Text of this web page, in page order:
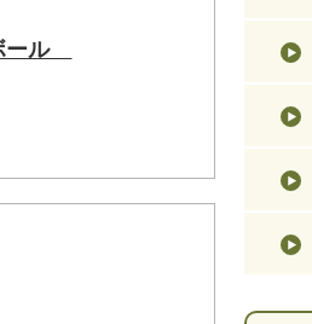
ール